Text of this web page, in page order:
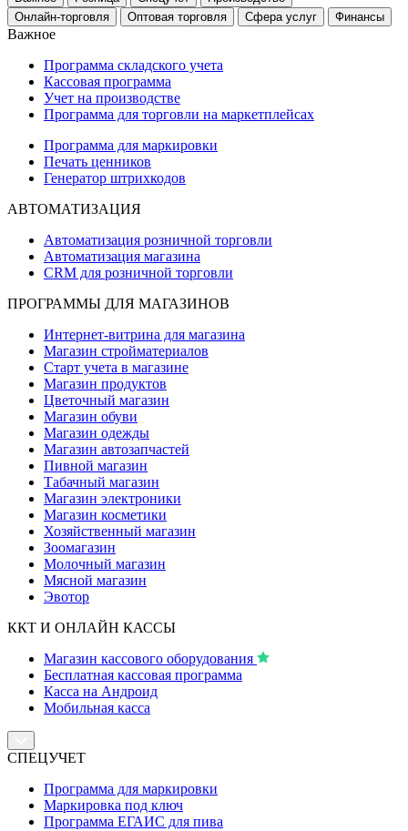
Онлайн-торговля
Оптовая торговля Сфера услуг Финансы
Важное
Программа складского учета
Кассовая программа
Учет на производстве
Программа для торговли на маркетплейсах
Программа для маркировки
Печать ценников
Генератор штрихкодов
АВТОМАТИЗАЦИЯ
Автоматизация розничной торговли
Автоматизация магазина
CRM для розничной торговли
ПРОГРАММЫ ДЛЯ МАГАЗИНОВ
Интернет-витрина для магазина
Магазин стройматериалов
Старт учета в магазине
Магазин продуктов
Цветочный магазин
Магазин обуви
Магазин одежды
Магазин автозапчастей
Пивной магазин
Табачный магазин
Магазин электроники
Магазин косметики
Хозяйственный магазин
Зоомагазин
Молочный магазин
Мясной магазин
Эвотор
ККТ И ОНЛАЙН КАССЫ
Магазин кассового оборудования
Бесплатная кассовая программа
Касса на Андроид
Мобильная касса
СПЕЦУЧЕТ
Программа для маркировки
Маркировка под ключ
Программа ЕГАИС для пива